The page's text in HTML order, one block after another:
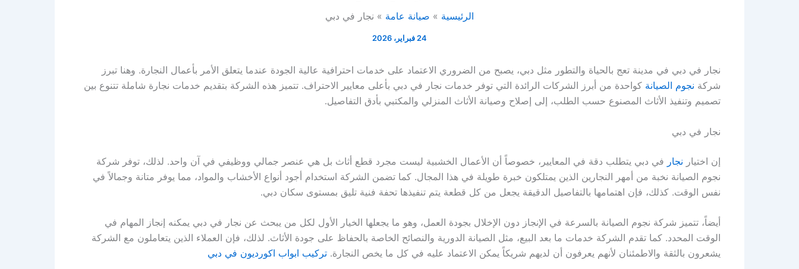
الرئيسية صيانة عامة نجار في دبي
24 فبراير، 2026
نجار في دبي في مدينة تعج بالحياة والتطور مثل دبي، يصبح من الضروري الاعتماد على خدمات احترافية عالية الجودة عندما يتعلق الأمر بأعمال النجارة. وهنا تبرز
شركة نجوم الصيانة كواحدة من أبرز الشركات الرائدة التي توفر خدمات نجار في دبي بأعلى معايير الاحتراف. تتميز هذه الشركة بتقديم خدمات نجارة شاملة تتنوع بين
تصميم وتنفيذ الأثاث المصنوع حسب الطلب، إلى إصلاح وصيانة الأثاث المنزلي والمكتبي بأدق التفاصيل.
نجار في دبي
إن اختيار نجار في دبي يتطلب دقة في المعايير، خصوصاً أن الأعمال الخشبية ليست مجرد قطع أثاث بل هي عنصر جمالي ووظيفي في آن واحد. لذلك، توفر شركة
نجوم الصيانة نخبة من أمهر النجارين الذين يمتلكون خبرة طويلة في هذا المجال. كما تضمن الشركة استخدام أجود أنواع الأخشاب والمواد، مما يوفر متانة وجمالاً في
نفس الوقت. كذلك، فإن اهتمامها بالتفاصيل الدقيقة يجعل من كل قطعة يتم تنفيذها تحفة فنية تليق بمستوى سكان دبي.
أيضاً، تتميز شركة نجوم الصيانة بالسرعة في الإنجاز دون الإخلال بجودة العمل، وهو ما يجعلها الخيار الأول لكل من يبحث عن نجار في دبي يمكنه إنجاز المهام في
الوقت المحدد. كما تقدم الشركة خدمات ما بعد البيع، مثل الصيانة الدورية والنصائح الخاصة بالحفاظ على جودة الأثاث. لذلك، فإن العملاء الذين يتعاملون مع الشركة
يشعرون بالثقة والاطمئنان لأنهم يعرفون أن لديهم شريكاً يمكن الاعتماد عليه في كل ما يخص النجارة. تركيب ابواب اكورديون في دبي